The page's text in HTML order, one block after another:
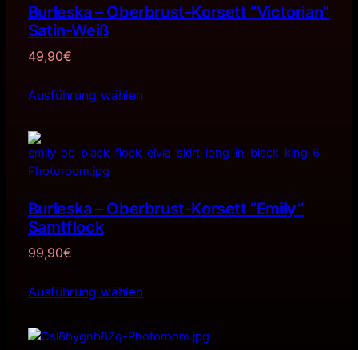
Burleska – Oberbrust-Korsett ”Victorian”
Satin-Weiß
49,90€
Ausführung wählen
Burleska – Oberbrust-Korsett ”Emily”
Samtflock
99,90€
Ausführung wählen